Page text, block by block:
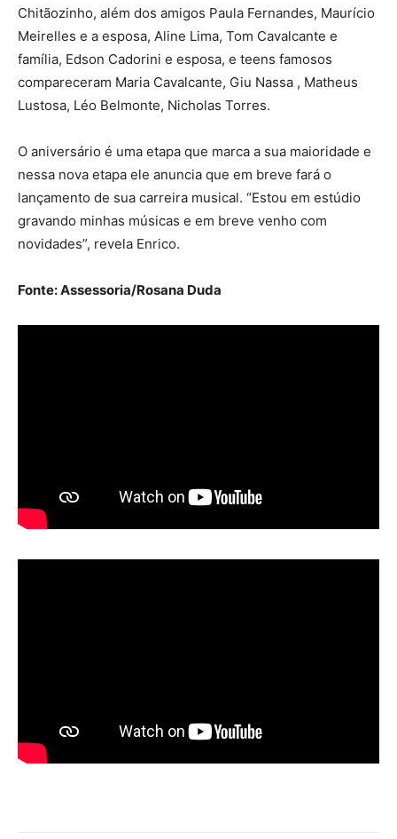
Chitãozinho, além dos amigos Paula Fernandes, Maurício
Meirelles e a esposa, Aline Lima, Tom Cavalcante e
família, Edson Cadorini e esposa, e teens famosos
compareceram Maria Cavalcante, Giu Nassa , Matheus
Lustosa, Léo Belmonte, Nicholas Torres.
O aniversário é uma etapa que marca a sua maioridade e
nessa nova etapa ele anuncia que em breve fará o
lançamento de sua carreira musical. “Estou em estúdio
gravando minhas músicas e em breve venho com
novidades”, revela Enrico.
Fonte: Assessoria/Rosana Duda